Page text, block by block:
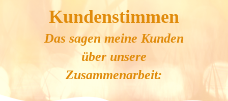
Kundenstimmen
Das sagen meine Kunden
über unsere
Zusammenarbeit: